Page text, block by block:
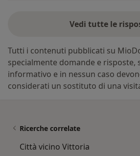
Vedi tutte le
Tutti i contenuti pubblicati su
specialmente domande e risposte,
informativo e in nessun caso
considerati un sostituto di una
Ricerche correlate
Città vicino Vittoria